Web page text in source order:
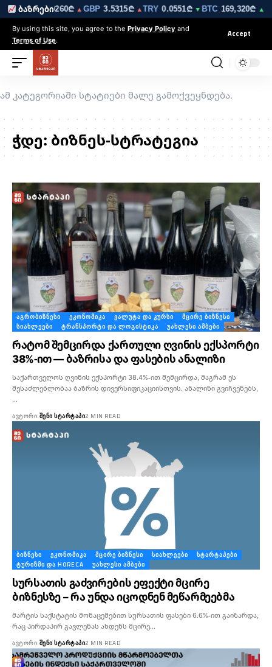
ბაზრები
▼EUR3.0260₾▲GBP3.5315₾▲TRY0.0551₾▼BTC169,320₾▲
By using this site, you agree to the Privacy Policy and
Terms of Use.
Accept
ამ კატეგორიაში სტატიები მალე გამოქვეყნდება.
ჭდე:ბიზნეს-სტრატეგია
ᲐᲒᲠᲝᲑᲘᲖᲜᲔᲡᲘ ᲔᲙᲝᲜᲝᲛᲘᲙᲐ ᲕᲐᲚᲣᲢᲐ ᲓᲐ ᲙᲣᲠᲡᲘ
ᲛᲪᲘᲠᲔ ᲑᲘᲖᲜᲔᲡᲘ
ᲡᲘᲐᲮᲚᲔᲔᲑᲘ
ᲢᲠᲐᲜᲡᲞᲝᲠᲢᲘ ᲓᲐ ᲚᲝᲒᲘᲡᲢᲘᲙᲐ ᲣᲐᲮᲚᲔᲡᲘ ᲐᲛᲑᲔᲑᲘ
რატომ შემცირდა ქართული ღვინის ექსპორტი
38%-ით — ბაზრისა და ფასების ანალიზი
საქართველოს ღვინის ექსპორტი 38.4%-ით შემცირდა, მაგრამ ეს
შესაძლებლობაა ბაზრის დივერსიფიკაციისთვის. ანალიზი გვიჩვენებს,
…
ᲐᲕᲢᲝᲠᲘ:ᲨᲔᲜᲘ ᲡᲢᲐᲠᲢᲐᲞᲘ2 MIN READ
ᲑᲘᲖᲜᲔᲡᲘ ᲔᲙᲝᲜᲝᲛᲘᲙᲐ ᲛᲪᲘᲠᲔ ᲑᲘᲖᲜᲔᲡᲘ ᲡᲘᲐᲮᲚᲔᲔᲑᲘ
ᲡᲢᲐᲠᲢᲐᲞᲔᲑᲘ
ᲢᲣᲠᲘᲖᲛᲘ ᲓᲐ HORECA
ᲣᲐᲮᲚᲔᲡᲘ ᲐᲛᲑᲔᲑᲘ
სურსათის გაძვირების ეფექტი მცირე
ბიზნესზე – რა უნდა იცოდნენ მეწარმეებმა
მარტის საქსტატის მონაცემებით სურსათის ფასები 6.6%-ით გაიზარდა,
რაც პირდაპირ გავლენას ახდენს მცირე…
ᲐᲕᲢᲝᲠᲘ:ᲨᲔᲜᲘ ᲡᲢᲐᲠᲢᲐᲞᲘ2 MIN READ